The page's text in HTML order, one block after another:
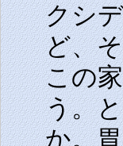
クシ
ど、
この
う。
か。